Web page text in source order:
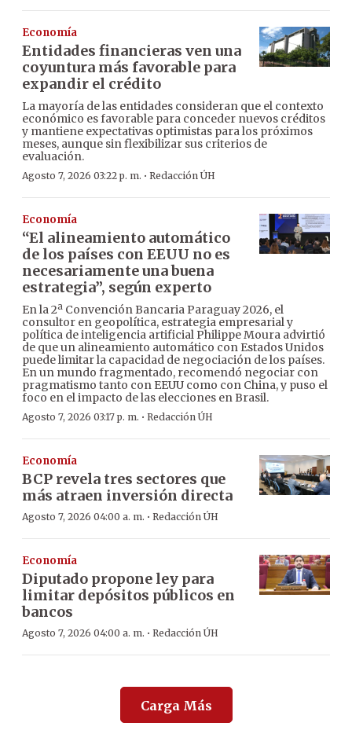
Economía
Entidades financieras ven una
coyuntura más favorable para
expandir el crédito
La mayoría de las entidades consideran que el contexto
económico es favorable para conceder nuevos créditos
y mantiene expectativas optimistas para los próximos
meses, aunque sin flexibilizar sus criterios de
evaluación.
Agosto 7, 2026 03:22 p. m. · Redacción ÚH
Economía
“El alineamiento automático
de los países con EEUU no es
necesariamente una buena
estrategia”, según experto
En la 2ª Convención Bancaria Paraguay 2026, el
consultor en geopolítica, estrategia empresarial y
política de inteligencia artificial Philippe Moura advirtió
de que un alineamiento automático con Estados Unidos
puede limitar la capacidad de negociación de los países.
En un mundo fragmentado, recomendó negociar con
pragmatismo tanto con EEUU como con China, y puso el
foco en el impacto de las elecciones en Brasil.
Agosto 7, 2026 03:17 p. m. · Redacción ÚH
Economía
BCP revela tres sectores que
más atraen inversión directa
Agosto 7, 2026 04:00 a. m. · Redacción ÚH
Economía
Diputado propone ley para
limitar depósitos públicos en
bancos
Agosto 7, 2026 04:00 a. m. · Redacción ÚH
Carga Más